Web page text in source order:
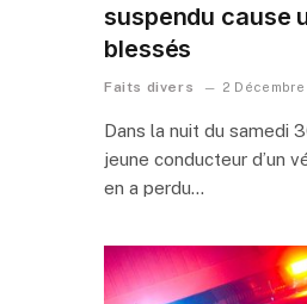
suspendu cause
blessés
Faits divers 2
Dans la nuit du samedi
jeune conducteur d’un
en a perdu…